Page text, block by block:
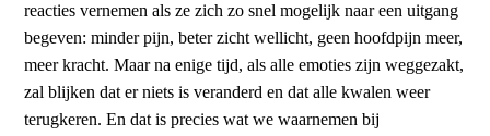
reacties vernemen als ze zich zo snel mogelijk naar een uitgang
begeven: minder pijn, beter zicht wellicht, geen hoofdpijn meer,
meer kracht. Maar na enige tijd, als alle emoties zijn weggezakt,
zal blijken dat er niets is veranderd en dat alle kwalen weer
terugkeren. En dat is precies wat we waarnemen bij